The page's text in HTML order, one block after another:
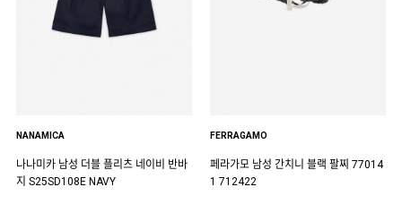
NANAMICA
나나미카 남성 더블 플리츠 네이비 반바
지 S25SD108E NAVY
FERRAGAMO
페라가모 남성 간치니 블랙 팔찌 77014
1 712422